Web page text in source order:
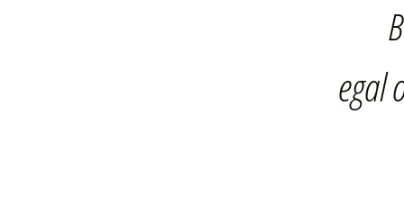
egal